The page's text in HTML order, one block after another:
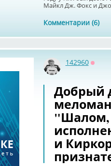
Майкл Дж. Фокс и
Комментарии (6)
142960
Добрый
"Шалом,
и